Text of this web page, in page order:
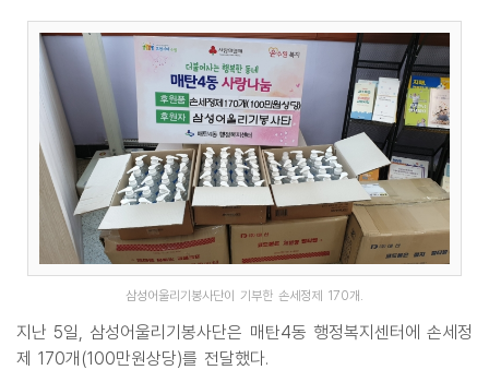
삼성어울리기봉사단이 기부한 손세정제 170개.
지난 5일, 삼성어울리기봉사단은 매탄4동 행정복지센터에 손세정
제 170개(100만원상당)를 전달했다.